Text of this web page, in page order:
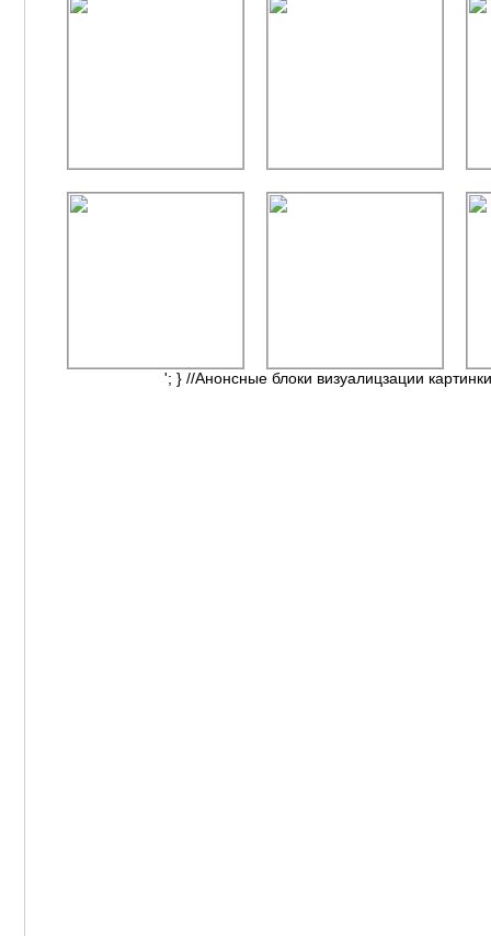
'; } //Анонсные блоки визуалицзации